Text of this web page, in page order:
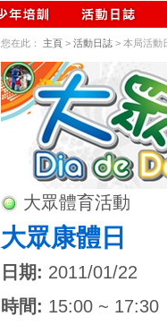
您在此： 主頁 > 活動日誌 > 本局活動
大眾體育活動
大眾康體日
日期: 2011/01/22
時間: 15:00 ~ 17:30